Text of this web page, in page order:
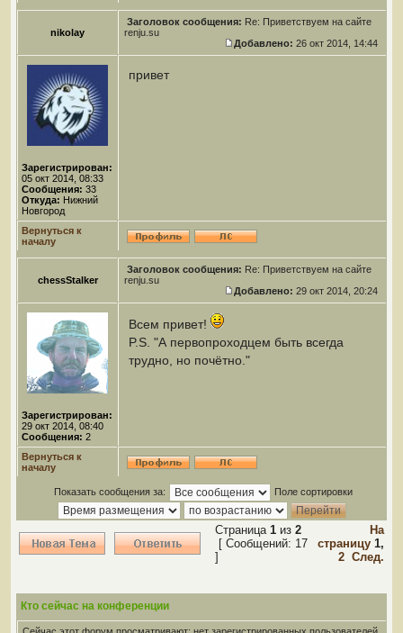
nikolay
Заголовок сообщения: Re: Приветствуем на сайте
renju.su
Добавлено: 26 окт 2014, 14:44
Зарегистрирован:
05 окт 2014, 08:33
Сообщения: 33
Откуда: Нижний
Новгород
привет
Вернуться к
началу
chessStalker
Заголовок сообщения: Re: Приветствуем на сайте
renju.su
Добавлено: 29 окт 2014, 20:24
Зарегистрирован:
29 окт 2014, 08:40
Сообщения: 2
Всем привет!
P.S. "А первопроходцем быть всегда
трудно, но почётно."
Вернуться к
началу
Показать сообщения за: Поле сортировки
Страница 1 из 2
[ Сообщений: 17
]
На
страницу 1,
2 След.
Кто сейчас на конференции